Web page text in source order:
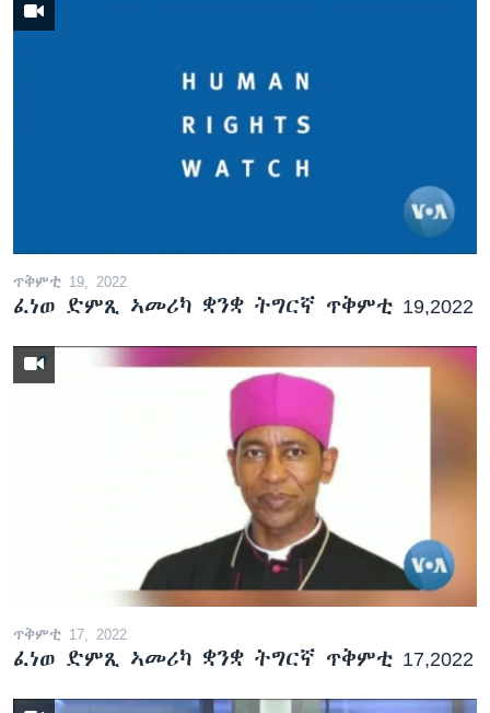
ጥቅምቲ 19, 2022
ፈነወ ድምጺ ኣመሪካ ቋንቋ ትግርኛ ጥቅምቲ 19,2022
ጥቅምቲ 17, 2022
ፈነወ ድምጺ ኣመሪካ ቋንቋ ትግርኛ ጥቅምቲ 17,2022